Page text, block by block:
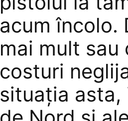
acum încolo.
mai mult sau
costuri
situația asta,